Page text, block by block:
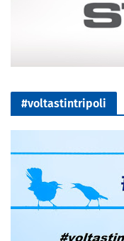
#voltastintripoli